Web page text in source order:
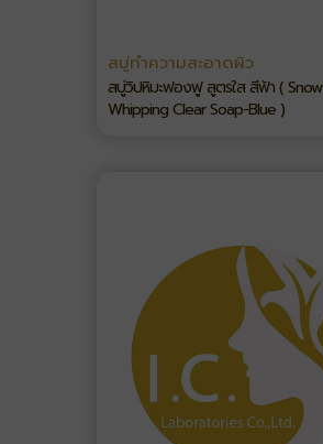
สบู่ทำความสะอาดผิว
สบู่วิปหิมะฟองฟู สูตรใส สีฟ้า ( Snow
Whipping Clear Soap-Blue )